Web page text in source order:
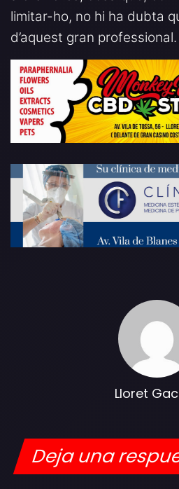
limitar-ho, no hi ha dubta
d’aquest gran professional.
Lloret
Deja una